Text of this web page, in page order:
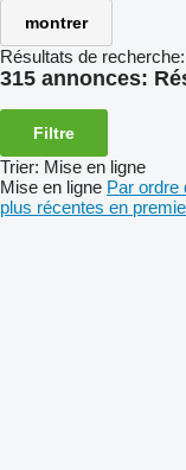
montrer
Résultats de recherche:
315 annonces:
Filtre
Trier: Mise en ligne
Mise en ligne Par ordre
plus récentes en